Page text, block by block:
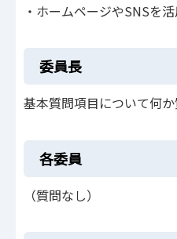
・ホームページやSNSを
委員長
基本質問項目について何か
各委員
（質問なし）